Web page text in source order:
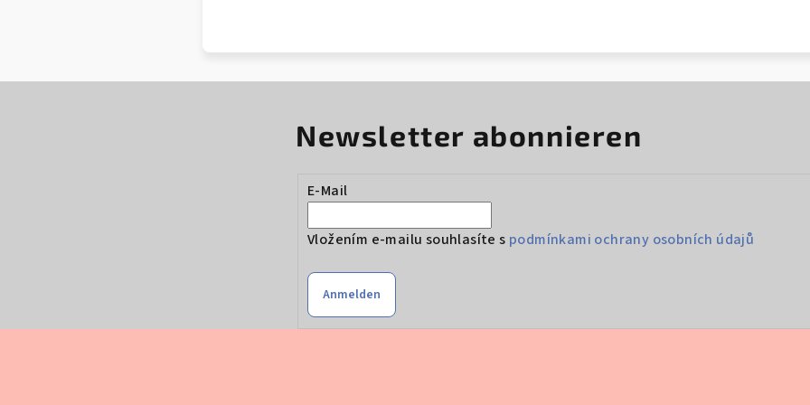
Newsletter abonnieren
E-Mail
Vložením e-mailu souhlasíte s podmínkami ochrany osobních údajů
Anmelden